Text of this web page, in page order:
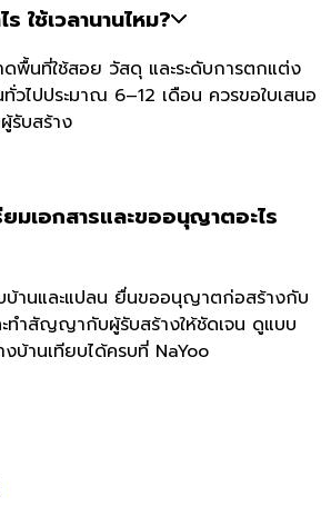
ร ใช้เวลานานไหม?
พื้นที่ใช้สอย วัสดุ และระดับการตกแต่ง
ทั่วไปประมาณ 6–12 เดือน ควรขอใบเสนอ
รับสร้าง
มเอกสารและขออนุญาตอะไร
บ้านและแปลน ยื่นขออนุญาตก่อสร้างกับ
ทำสัญญากับผู้รับสร้างให้ชัดเจน ดูแบบ
งบ้านเทียบได้ครบที่ NaYoo